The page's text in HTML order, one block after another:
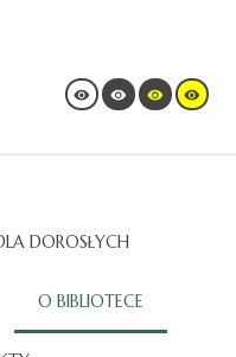
DOROSŁYCH
O BIBLIOTECE